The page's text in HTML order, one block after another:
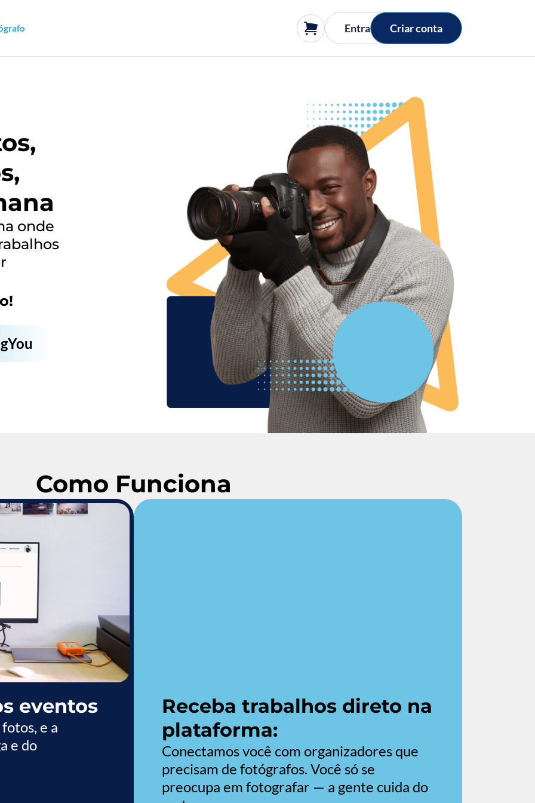
Entrar Criar conta
onde
Como Funciona
eventos
e a
e do
Receba trabalhos direto na
plataforma:
Conectamos você com organizadores que
precisam de fotógrafos. Você só se
preocupa em fotografar — a gente cuida do